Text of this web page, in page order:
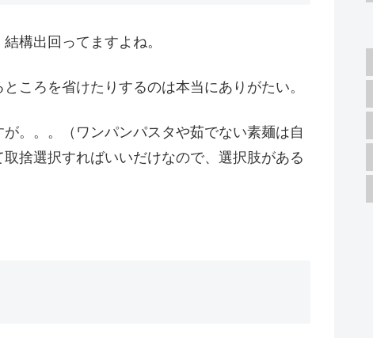
構出回ってますよね。
ころを省けたりするのは本当にありがたい。
。。。（ワンパンパスタや茹でない素麺は自
捨選択すればいいだけなので、選択肢がある